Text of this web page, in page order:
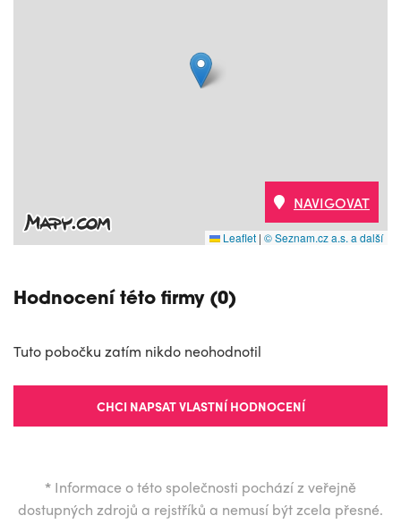
Leaflet | © Seznam.cz a.s. a další
NAVIGOVAT
Hodnocení této firmy (0)
Tuto pobočku zatím nikdo neohodnotil
CHCI NAPSAT VLASTNÍ HODNOCENÍ
* Informace o této společnosti pochází z veřejně
dostupných zdrojů a rejstříků a nemusí být zcela přesné.